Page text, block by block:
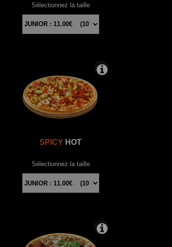
Sélectionnez la taille
SPICY HOT
Sélectionnez la taille